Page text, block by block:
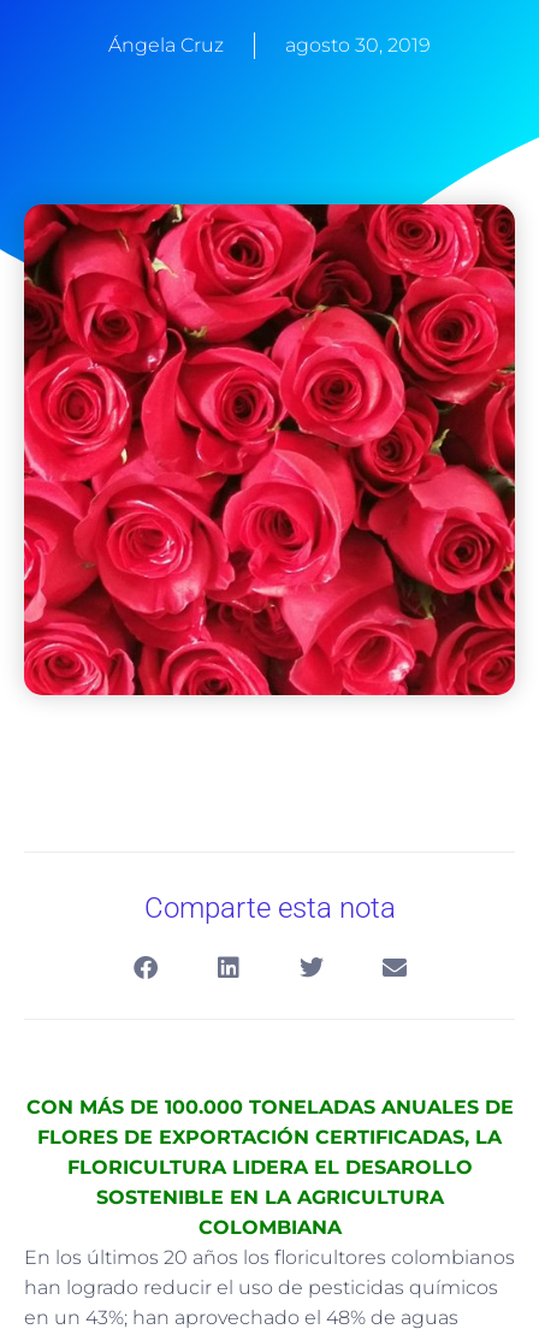
Ángela Cruz agosto 30, 2019
Comparte esta nota
CON MÁS DE 100.000 TONELADAS ANUALES DE
FLORES DE EXPORTACIÓN CERTIFICADAS, LA
FLORICULTURA LIDERA EL DESAROLLO
SOSTENIBLE EN LA AGRICULTURA
COLOMBIANA
En los últimos 20 años los floricultores colombianos
han logrado reducir el uso de pesticidas químicos
en un 43%; han aprovechado el 48% de aguas